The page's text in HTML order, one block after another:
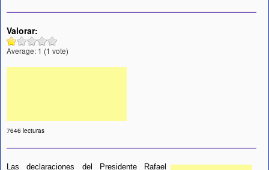
Valorar:
Average: 1 (1 vote)
7646 lecturas
Las declaraciones del Presidente Rafael